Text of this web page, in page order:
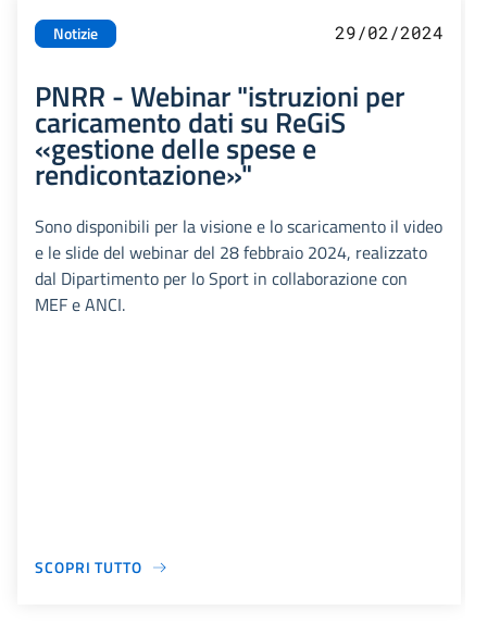
Notizie 29/02/2024
PNRR - Webinar "istruzioni per
caricamento dati su ReGiS
«gestione delle spese e
rendicontazione»"
Sono disponibili per la visione e lo scaricamento il video
e le slide del webinar del 28 febbraio 2024, realizzato
dal Dipartimento per lo Sport in collaborazione con
MEF e ANCI.
SCOPRI TUTTO